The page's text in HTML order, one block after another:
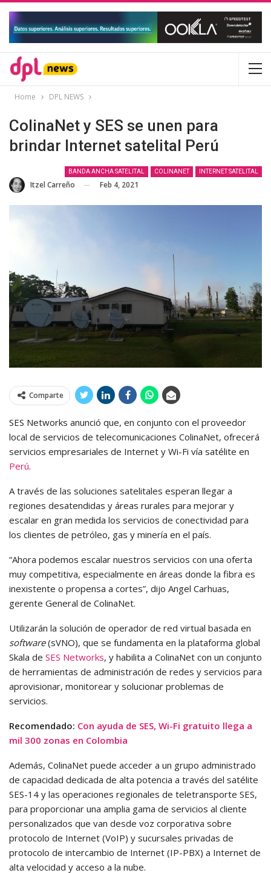
Home DPL NEWS
ColinaNet y SES se unen para
brindar Internet satelital Perú
BANDA ANCHA SATELITAL COLINANET INTERNET SATELITAL
Itzel Carreño Feb 4, 2021
Comparte
SES Networks anunció que, en conjunto con el proveedor
local de servicios de telecomunicaciones ColinaNet, ofrecerá
servicios empresariales de Internet y Wi-Fi vía satélite en
Perú.
A través de las soluciones satelitales esperan llegar a
regiones desatendidas y áreas rurales para mejorar y
escalar en gran medida los servicios de conectividad para
los clientes de petróleo, gas y minería en el país.
“Ahora podemos escalar nuestros servicios con una oferta
muy competitiva, especialmente en áreas donde la fibra es
inexistente o propensa a cortes”, dijo Angel Carhuas,
gerente General de ColinaNet.
Utilizarán la solución de operador de red virtual basada en
software(sVNO), que se fundamenta en la plataforma global
Skala de SES Networks, y habilita a ColinaNet con un conjunto
de herramientas de administración de redes y servicios para
aprovisionar, monitorear y solucionar problemas de
servicios.
Recomendado: Con ayuda de SES, Wi-Fi gratuito llega a
mil 300 zonas en Colombia
Además, ColinaNet puede acceder a un grupo administrado
de capacidad dedicada de alta potencia a través del satélite
SES-14 y las operaciones regionales de teletransporte SES,
para proporcionar una amplia gama de servicios al cliente
personalizados que van desde voz corporativa sobre
protocolo de Internet (VoIP) y sucursales privadas de
protocolo de intercambio de Internet (IP-PBX) a Internet de
alta velocidad y acceso a la nube.